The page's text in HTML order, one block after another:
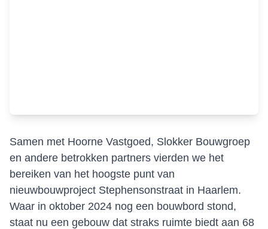
Samen met Hoorne Vastgoed, Slokker Bouwgroep
en andere betrokken partners vierden we het
bereiken van het hoogste punt van
nieuwbouwproject Stephensonstraat in Haarlem.
Waar in oktober 2024 nog een bouwbord stond,
staat nu een gebouw dat straks ruimte biedt aan 68